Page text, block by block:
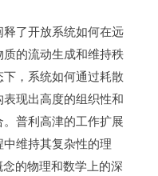
了开放系统如何在远
的流动生成和维持秩
，系统如何通过耗散
现出高度的组织性和
普利高津的工作扩展
维持其复杂性的理
的物理和数学上的深